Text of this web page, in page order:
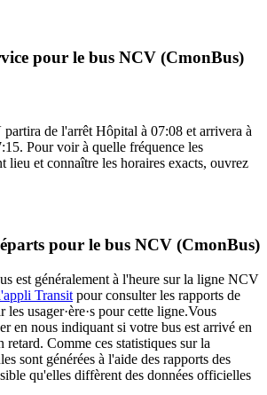
pour le bus NCV (CmonBus)
de l'arrêt Hôpital à 07:08 et arrivera à
Pour voir à quelle fréquence les
lieu et connaître les horaires exacts, ouvrez
pour le bus NCV (CmonBus)
est généralement à l'heure sur la ligne NCV
Transit pour consulter les rapports de
les usager·ère·s pour cette ligne.Vous
en nous indiquant si votre bus est arrivé en
retard. Comme ces statistiques sur la
sont générées à l'aide des rapports des
qu'elles diffèrent des données officielles